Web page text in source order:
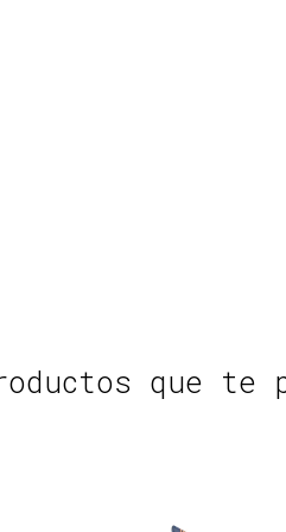
que te